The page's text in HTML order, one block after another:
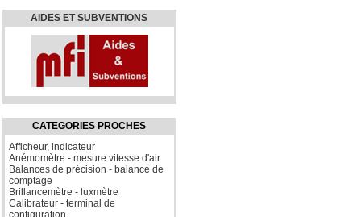
AIDES ET SUBVENTIONS
CATEGORIES PROCHES
Afficheur, indicateur
Anémomètre - mesure vitesse d'air
Balances de précision - balance de
comptage
Brillancemètre - luxmètre
Calibrateur - terminal de